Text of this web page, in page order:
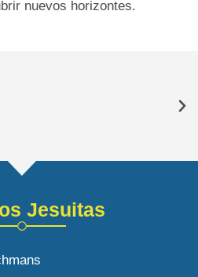
nuevos horizontes.
Jesuitas